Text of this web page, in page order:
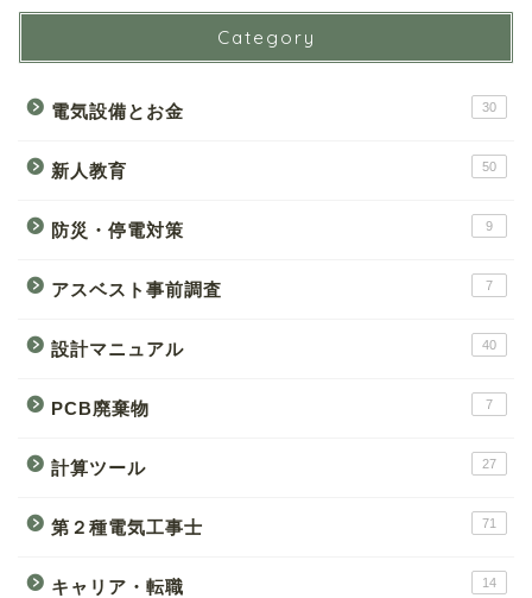
Category
電気設備とお金 30
新人教育 50
防災・停電対策 9
アスベスト事前調査 7
設計マニュアル 40
PCB廃棄物 7
計算ツール 27
第２種電気工事士 71
キャリア・転職 14